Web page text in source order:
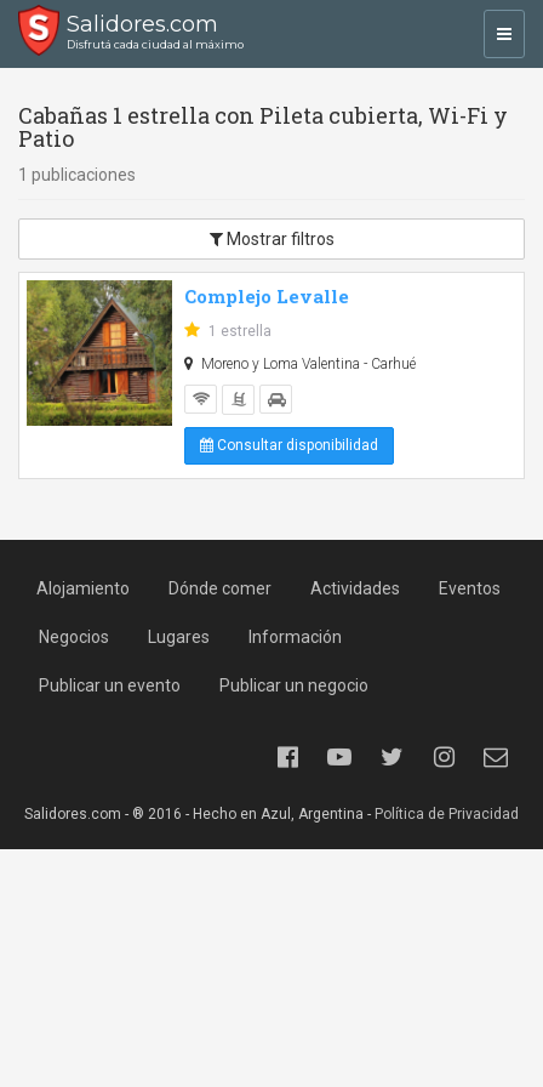
Salidores.com
Disfrutá cada ciudad al máximo
Cabañas 1 estrella con Pileta cubierta, Wi-Fi y
Patio
1 publicaciones
Mostrar filtros
Complejo Levalle
1 estrella
Moreno y Loma Valentina - Carhué
Consultar disponibilidad
Alojamiento Dónde comer Actividades Eventos
Negocios Lugares Información
Publicar un evento Publicar un negocio
Salidores.com - ® 2016 - Hecho en Azul, Argentina - Política de Privacidad